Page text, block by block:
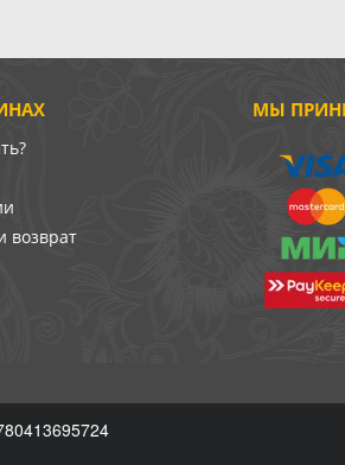
возврат
МЫ